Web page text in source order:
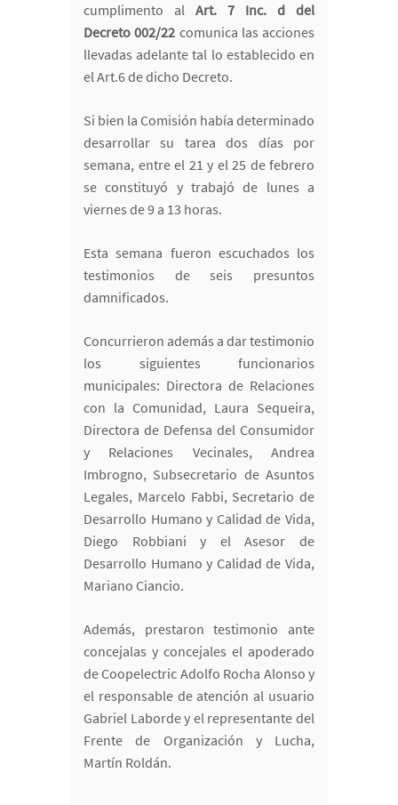
cumplimento al Art. 7 Inc. d del
Decreto 002/22 comunica las acciones
llevadas adelante tal lo establecido en
el Art.6 de dicho Decreto.
Si bien la Comisión había determinado
desarrollar su tarea dos días por
semana, entre el 21 y el 25 de febrero
se constituyó y trabajó de lunes a
viernes de 9 a 13 horas.
Esta semana fueron escuchados los
testimonios de seis presuntos
damnificados.
Concurrieron además a dar testimonio
los siguientes funcionarios
municipales: Directora de Relaciones
con la Comunidad, Laura Sequeira,
Directora de Defensa del Consumidor
y Relaciones Vecinales, Andrea
Imbrogno, Subsecretario de Asuntos
Legales, Marcelo Fabbi, Secretario de
Desarrollo Humano y Calidad de Vida,
Diego Robbiani y el Asesor de
Desarrollo Humano y Calidad de Vida,
Mariano Ciancio.
Además, prestaron testimonio ante
concejalas y concejales el apoderado
de Coopelectric Adolfo Rocha Alonso y
el responsable de atención al usuario
Gabriel Laborde y el representante del
Frente de Organización y Lucha,
Martín Roldán.